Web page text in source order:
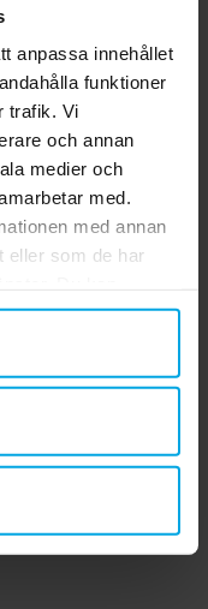
anpassa innehållet
funktioner
trafik. Vi
och annan
medier och
med.
med annan
eller som de har